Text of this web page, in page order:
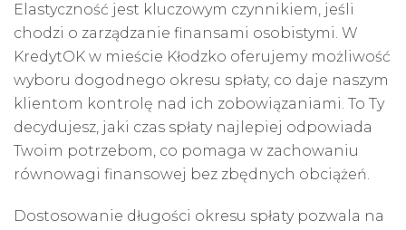
Elastyczność jest kluczowym czynnikiem, jeśli
chodzi o zarządzanie finansami osobistymi. W
KredytOK w mieście Kłodzko oferujemy możliwość
wyboru dogodnego okresu spłaty, co daje naszym
klientom kontrolę nad ich zobowiązaniami. To Ty
decydujesz, jaki czas spłaty najlepiej odpowiada
Twoim potrzebom, co pomaga w zachowaniu
równowagi finansowej bez zbędnych obciążeń.
Dostosowanie długości okresu spłaty pozwala na